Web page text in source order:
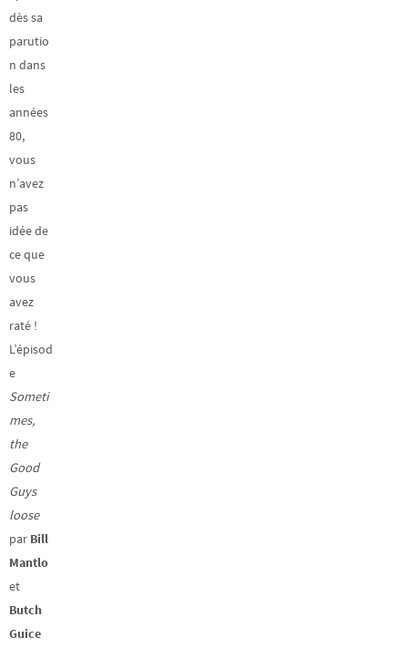
dès sa
parutio
n dans
les
années
80,
vous
n’avez
pas
idée de
ce que
vous
avez
raté !
L’épisod
e
Someti
mes,
the
Good
Guys
loose
par Bill
Mantlo
et
Butch
Guice